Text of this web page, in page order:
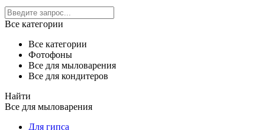
Все категории
Все категории
Фотофоны
Все для мыловарения
Все для кондитеров
Найти
Все для мыловарения
Для гипса